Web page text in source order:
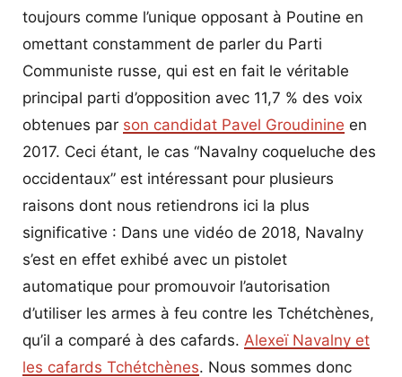
toujours comme l’unique opposant à Poutine en
omettant constamment de parler du Parti
Communiste russe, qui est en fait le véritable
principal parti d’opposition avec 11,7 % des voix
obtenues par son candidat Pavel Groudinine en
2017. Ceci étant, le cas “Navalny coqueluche des
occidentaux” est intéressant pour plusieurs
raisons dont nous retiendrons ici la plus
significative : Dans une vidéo de 2018, Navalny
s’est en effet exhibé avec un pistolet
automatique pour promouvoir l’autorisation
d’utiliser les armes à feu contre les Tchétchènes,
qu’il a comparé à des cafards. Alexeï Navalny et
les cafards Tchétchènes. Nous sommes donc